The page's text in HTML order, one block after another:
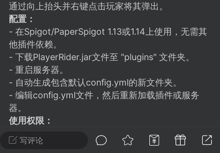
11
潮涌核心
永久赞助者
24 23:37
电脑端
主页反馈贴
反馈你遇到的问题 以及 你期望的功能等
不方便可尝试通过邮箱与作者进行反馈
写评论
通过向上抬头并右键点击玩家将其弹出。
配置：
- 在Spigot/PaperSpigot 1.13或1.14上使用，无需其
他插件依赖。
- 下载PlayerRider.jar文件至 "plugins" 文件夹。
- 重启服务器。
- 自动生成包含默认config.yml的新文件夹。
- 编辑config.yml文件，然后重新加载插件或服务
器。
使用权限：
- playerrider.ride - 骑行其他玩家的权限
- playerrider.duck - 被骑行的玩家取消骑乘的权限